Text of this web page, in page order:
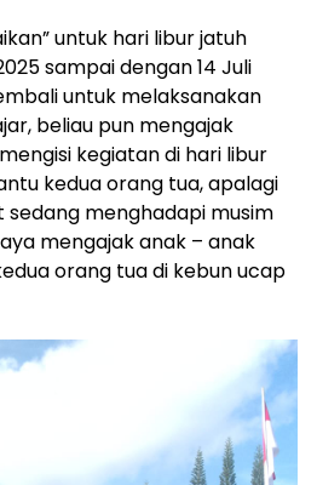
untuk hari libur jatuh
sampai dengan 14 Juli
untuk melaksanakan
beliau pun mengajak
kegiatan di hari libur
kedua orang tua, apalagi
sedang menghadapi musim
mengajak anak – anak
orang tua di kebun ucap